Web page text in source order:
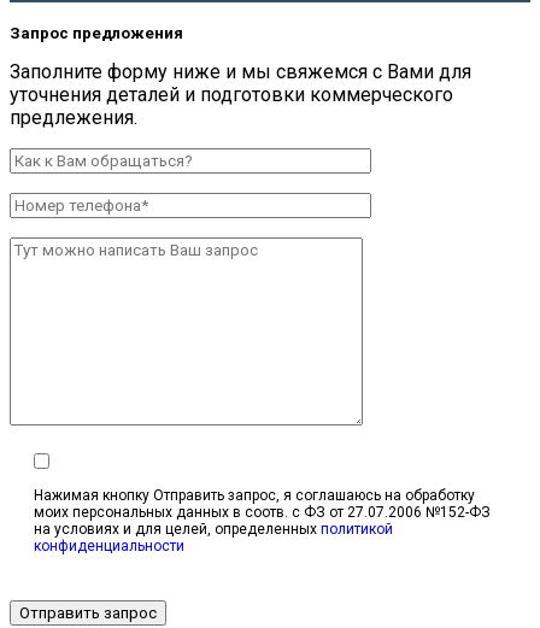
Запрос предложения
Заполните форму ниже и мы свяжемся с Вами для
уточнения деталей и подготовки коммерческого
предлежения.
Нажимая кнопку Отправить запрос, я соглашаюсь на обработку
моих персональных данных в соотв. с ФЗ от 27.07.2006 №152-ФЗ
на условиях и для целей, определенных политикой
конфиденциальности
Отправить запрос